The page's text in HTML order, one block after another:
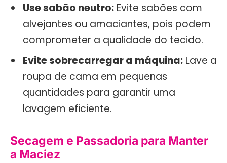
Use sabão neutro: Evite sabões com
alvejantes ou amaciantes, pois podem
comprometer a qualidade do tecido.
Evite sobrecarregar a máquina: Lave a
roupa de cama em pequenas
quantidades para garantir uma
lavagem eficiente.
Secagem e Passadoria para Manter
a Maciez